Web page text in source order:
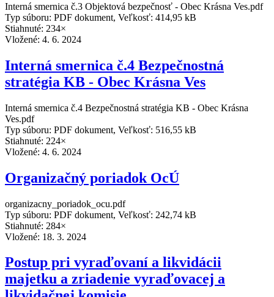
Interná smernica č.3 Objektová bezpečnosť - Obec Krásna Ves.pdf
Typ súboru: PDF dokument, Veľkosť: 414,95 kB
Stiahnuté: 234×
Vložené: 4. 6. 2024
Interná smernica č.4 Bezpečnostná
stratégia KB - Obec Krásna Ves
Interná smernica č.4 Bezpečnostná stratégia KB - Obec Krásna
Ves.pdf
Typ súboru: PDF dokument, Veľkosť: 516,55 kB
Stiahnuté: 224×
Vložené: 4. 6. 2024
Organizačný poriadok OcÚ
organizacny_poriadok_ocu.pdf
Typ súboru: PDF dokument, Veľkosť: 242,74 kB
Stiahnuté: 284×
Vložené: 18. 3. 2024
Postup pri vyraďovaní a likvidácii
majetku a zriadenie vyraďovacej a